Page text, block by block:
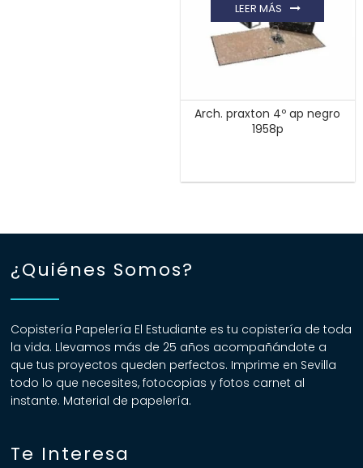
Arch. praxton 4º ap negro
1958p
LEER MÁS
¿Quiénes Somos?
Copistería Papelería El Estudiante es tu copistería de toda
la vida. Llevamos más de 25 años acompañándote a
que tus proyectos queden perfectos. Imprime en Sevilla
todo lo que necesites, fotocopias y fotos carnet al
instante. Material de papelería.
Te Interesa